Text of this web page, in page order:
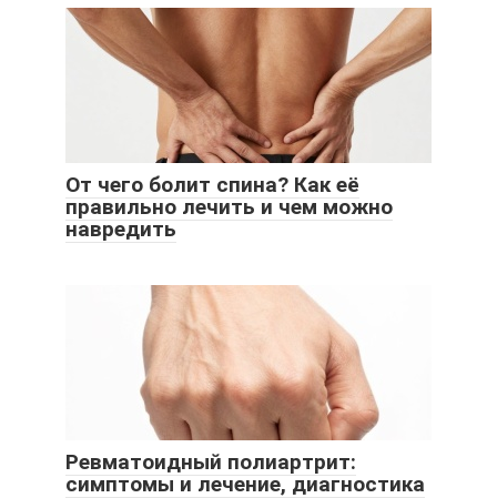
От чего болит спина? Как её
правильно лечить и чем можно
навредить
Ревматоидный полиартрит:
симптомы и лечение, диагностика